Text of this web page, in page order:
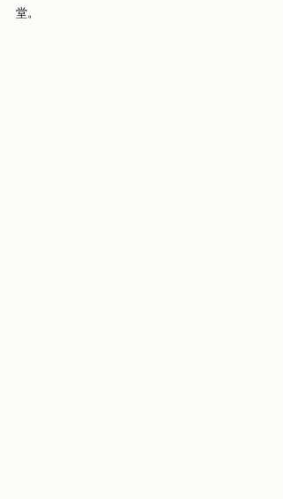
堂。